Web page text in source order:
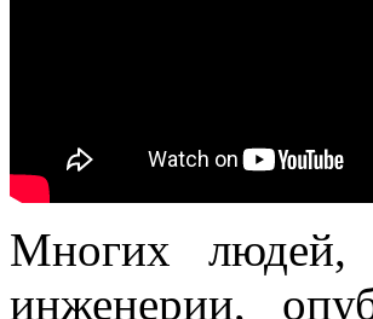
Многих
инженерии,